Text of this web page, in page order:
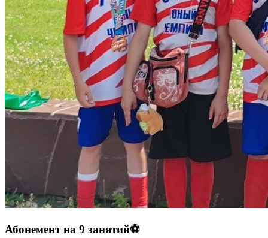
Абонемент на 9 занятий⚽️